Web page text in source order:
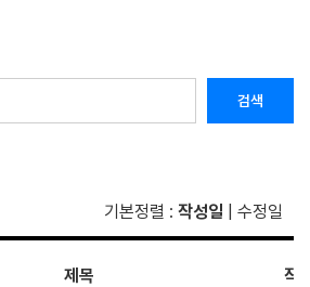
검색
기본정렬 : 작성일 수정일
제목 작